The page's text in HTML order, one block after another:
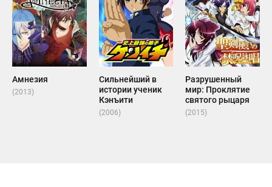
Амнезия
(2013)
Сильнейший в
истории ученик
Кэнъити
(2006)
Разрушенный
мир: Проклятие
святого рыцаря
(2015)